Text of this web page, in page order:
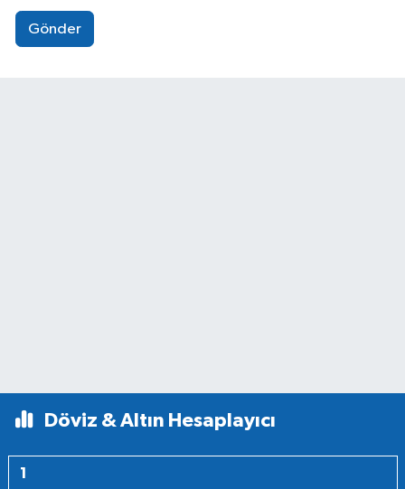
Gönder
Döviz & Altın Hesaplayıcı